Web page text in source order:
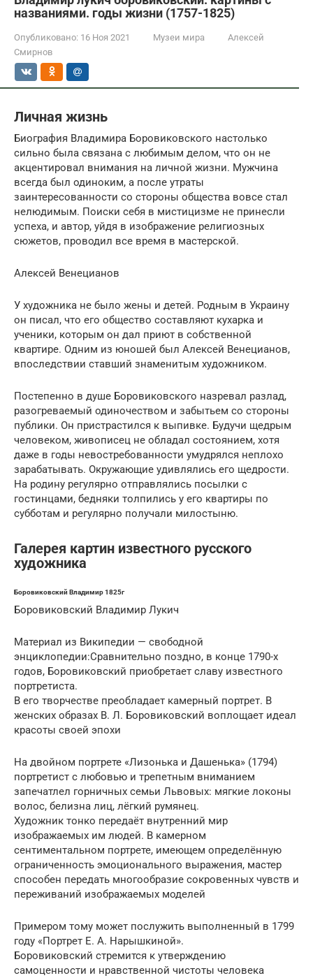
названиями. годы жизни (1757-1825)
Опубликовано: 16 Ноя 2021 Музеи мира
Алексей
Смирнов
Личная жизнь
Биография Владимира Боровиковского настолько
сильно была связана с любимым делом, что он не
акцентировал внимания на личной жизни. Мужчина
всегда был одиноким, а после утраты
заинтересованности со стороны общества вовсе стал
нелюдимым. Поиски себя в мистицизме не принесли
успеха, и автор, уйдя в изображение религиозных
сюжетов, проводил все время в мастерской.
Алексей Венецианов
У художника не было жены и детей. Родным в Украину
он писал, что его общество составляют кухарка и
ученики, которым он дал приют в собственной
квартире. Одним из юношей был Алексей Венецианов,
впоследствии ставший знаменитым художником.
Постепенно в душе Боровиковского назревал разлад,
разогреваемый одиночеством и забытьем со стороны
публики. Он пристрастился к выпивке. Будучи щедрым
человеком, живописец не обладал состоянием, хотя
даже в годы невостребованности умудрялся неплохо
зарабатывать. Окружающие удивлялись его щедрости.
На родину регулярно отправлялись посылки с
гостинцами, бедняки толпились у его квартиры по
субботам и регулярно получали милостыню.
Галерея картин известного русского
художника
Боровиковский Владимир 1825г
Боровиковский Владимир Лукич
Материал из Википедии — свободной
энциклопедии:Сравнительно поздно, в конце 1790-х
годов, Боровиковский приобретает славу известного
портретиста.
В его творчестве преобладает камерный портрет. В
женских образах В. Л. Боровиковский воплощает идеал
красоты своей эпохи
На двойном портрете «Лизонька и Дашенька» (1794)
портретист с любовью и трепетным вниманием
запечатлел горничных семьи Львовых: мягкие локоны
волос, белизна лиц, лёгкий румянец.
Художник тонко передаёт внутренний мир
изображаемых им людей. В камерном
сентиментальном портрете, имеющем определённую
ограниченность эмоционального выражения, мастер
способен передать многообразие сокровенных чувств и
переживаний изображаемых моделей
Примером тому может послужить выполненный в 1799
году «Портрет Е. А. Нарышкиной».
Боровиковский стремится к утверждению
самоценности и нравственной чистоты человека